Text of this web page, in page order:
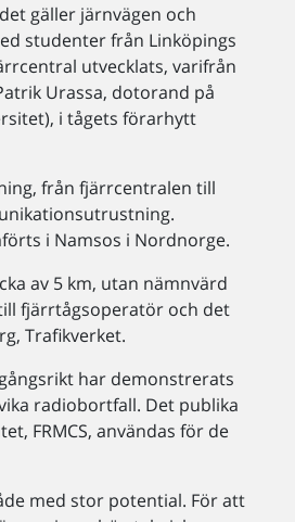
gäller järnvägen och
studenter från Linköpings
utvecklats, varifrån
Urassa, dotorand på
i tågets förarhytt
från fjärrcentralen till
i Namsos i Nordnorge.
av 5 km, utan nämnvärd
fjärrtågsoperatör och det
Trafikverket.
har demonstrerats
radiobortfall. Det publika
FRMCS, användas för de
med stor potential. För att